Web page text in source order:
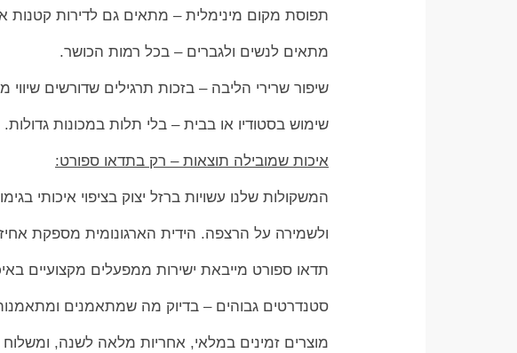
תפוסת מקום מינימלית – מתאים גם לדירות קטנות
מתאים לנשים ולגברים – בכל רמות הכושר.
שיפור שרירי הליבה – בזכות תרגילים שדורשים שיווי
שימוש בסטודיו או בבית – בלי תלות במכונות גדולות.
איכות שמובילה תוצאות – רק בתדאו ספורט:
המשקולות שלנו עשויות ברזל יצוק בציפוי איכותי
ולשמירה על הרצפה. הידית הארגונומית מספקת
תדאו ספורט מייבאת ישירות ממפעלים מקצועיים
סטנדרטים גבוהים – בדיוק מה שמתאמנים ומתאמנות
מוצרים זמינים במלאי, אחריות מלאה לשנה,